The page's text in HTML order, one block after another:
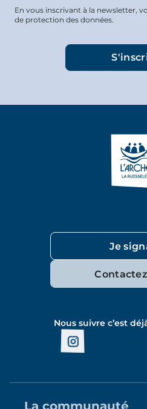
En vous inscrivant à la newsletter,
de protection des données.
Je
Nous suivre c’est